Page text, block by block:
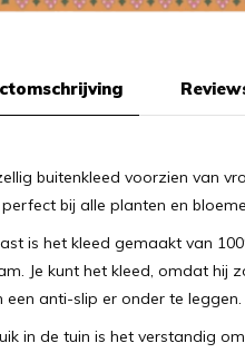
buitenkleed voorzien van
bij alle planten en
is het kleed gemaakt van
Je kunt het kleed, omdat hij
een anti-slip er onder te leggen.
in de tuin is het verstandig